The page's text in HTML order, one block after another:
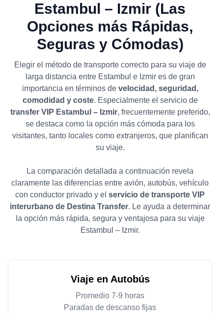
Estambul – Izmir (Las
Opciones más Rápidas,
Seguras y Cómodas)
Elegir el método de transporte correcto para su viaje de
larga distancia entre Estambul e Izmir es de gran
importancia en términos de velocidad, seguridad,
comodidad y coste. Especialmente el servicio de
transfer VIP Estambul – Izmir, frecuentemente preferido,
se destaca como la opción más cómoda para los
visitantes, tanto locales como extranjeros, que planifican
su viaje.
La comparación detallada a continuación revela
claramente las diferencias entre avión, autobús, vehículo
con conductor privado y el servicio de transporte VIP
interurbano de Destina Transfer. Le ayuda a determinar
la opción más rápida, segura y ventajosa para su viaje
Estambul – Izmir.
Viaje en Autobús
Promedio 7-9 horas
Paradas de descanso fijas